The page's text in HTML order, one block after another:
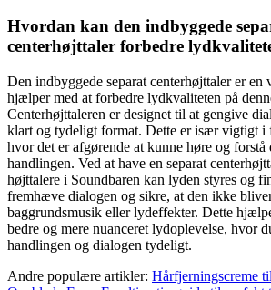
Hvordan kan den indbyggede
centerhøjttaler forbedre
Den indbyggede separat centerhøjttaler er
hjælper med at forbedre lydkvaliteten på
Centerhøjttaleren er designet til at gengive
klart og tydeligt format. Dette er især vigtigt i
hvor det er afgørende at kunne høre og
handlingen. Ved at have en separat
højttalere i Soundbaren kan lyden styres og
fremhæve dialogen og sikre, at den ikke
baggrundsmusik eller lydeffekter. Dette
bedre og mere nuanceret lydoplevelse, hvor
handlingen og dialogen tydeligt.
Andre populære artikler: Hårfjerningscreme